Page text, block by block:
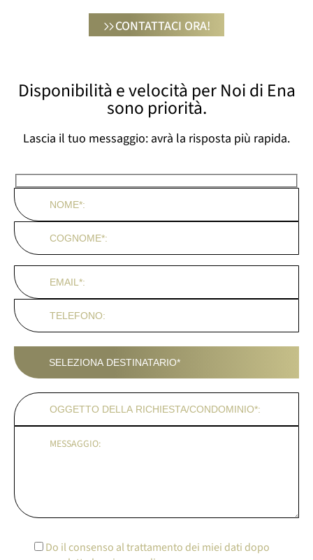
CONTATTACI ORA!
Disponibilità e velocità per Noi di Ena
sono priorità.
Lascia il tuo messaggio: avrà la risposta più rapida.
Do il consenso al trattamento dei miei dati dopo